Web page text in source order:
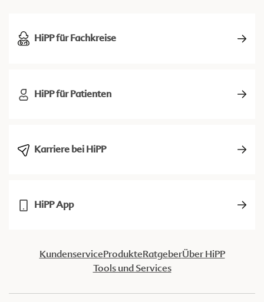
HiPP für Fachkreise
HiPP für Patienten
Karriere bei HiPP
HiPP App
KundenserviceProdukteRatgeberÜber HiPP
Tools und Services